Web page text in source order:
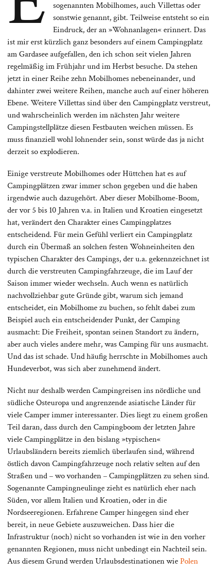
sogenannten Mobilhomes, auch Villettas oder
sonstwie genannt, gibt. Teilweise entsteht so ein
Eindruck, der an »Wohnanlagen« erinnert. Das
ist mir erst kürzlich ganz besonders auf einem Campingplatz
am Gardasee aufgefallen, den ich schon seit vielen Jahren
regelmäßig im Frühjahr und im Herbst besuche. Da stehen
jetzt in einer Reihe zehn Mobilhomes nebeneinander, und
dahinter zwei weitere Reihen, manche auch auf einer höheren
Ebene. Weitere Villettas sind über den Campingplatz verstreut,
und wahrscheinlich werden im nächsten Jahr weitere
Campingstellplätze diesen Festbauten weichen müssen. Es
muss finanziell wohl lohnender sein, sonst würde das ja nicht
derzeit so explodieren.
Einige verstreute Mobilhomes oder Hüttchen hat es auf
Campingplätzen zwar immer schon gegeben und die haben
irgendwie auch dazugehört. Aber dieser Mobilhome-Boom,
der vor 5 bis 10 Jahren v.a. in Italien und Kroatien eingesetzt
hat, verändert den Charakter eines Campingplatzes
entscheidend. Für mein Gefühl verliert ein Campingplatz
durch ein Übermaß an solchen festen Wohneinheiten den
typischen Charakter des Campings, der u.a. gekennzeichnet ist
durch die verstreuten Campingfahrzeuge, die im Lauf der
Saison immer wieder wechseln. Auch wenn es natürlich
nachvollziehbar gute Gründe gibt, warum sich jemand
entscheidet, ein Mobilhome zu buchen, so fehlt dabei zum
Beispiel auch ein entscheidender Punkt, der Camping
ausmacht: Die Freiheit, spontan seinen Standort zu ändern,
aber auch vieles andere mehr, was Camping für uns ausmacht.
Und das ist schade. Und häufig herrschte in Mobilhomes auch
Hundeverbot, was sich aber zunehmend ändert.
Nicht nur deshalb werden Campingreisen ins nördliche und
südliche Osteuropa und angrenzende asiatische Länder für
viele Camper immer interessanter. Dies liegt zu einem großen
Teil daran, dass durch den Campingboom der letzten Jahre
viele Campingplätze in den bislang »typischen«
Urlaubsländern bereits ziemlich überlaufen sind, während
östlich davon Campingfahrzeuge noch relativ selten auf den
Straßen und – wo vorhanden – Campingplätzen zu sehen sind.
Sogenannte Campingneulinge zieht es natürlich eher nach
Süden, vor allem Italien und Kroatien, oder in die
Nordseeregionen. Erfahrene Camper hingegen sind eher
bereit, in neue Gebiete auszuweichen. Dass hier die
Infrastruktur (noch) nicht so vorhanden ist wie in den vorher
genannten Regionen, muss nicht unbedingt ein Nachteil sein.
Aus diesem Grund werden Urlaubsdestinationen wiePolen